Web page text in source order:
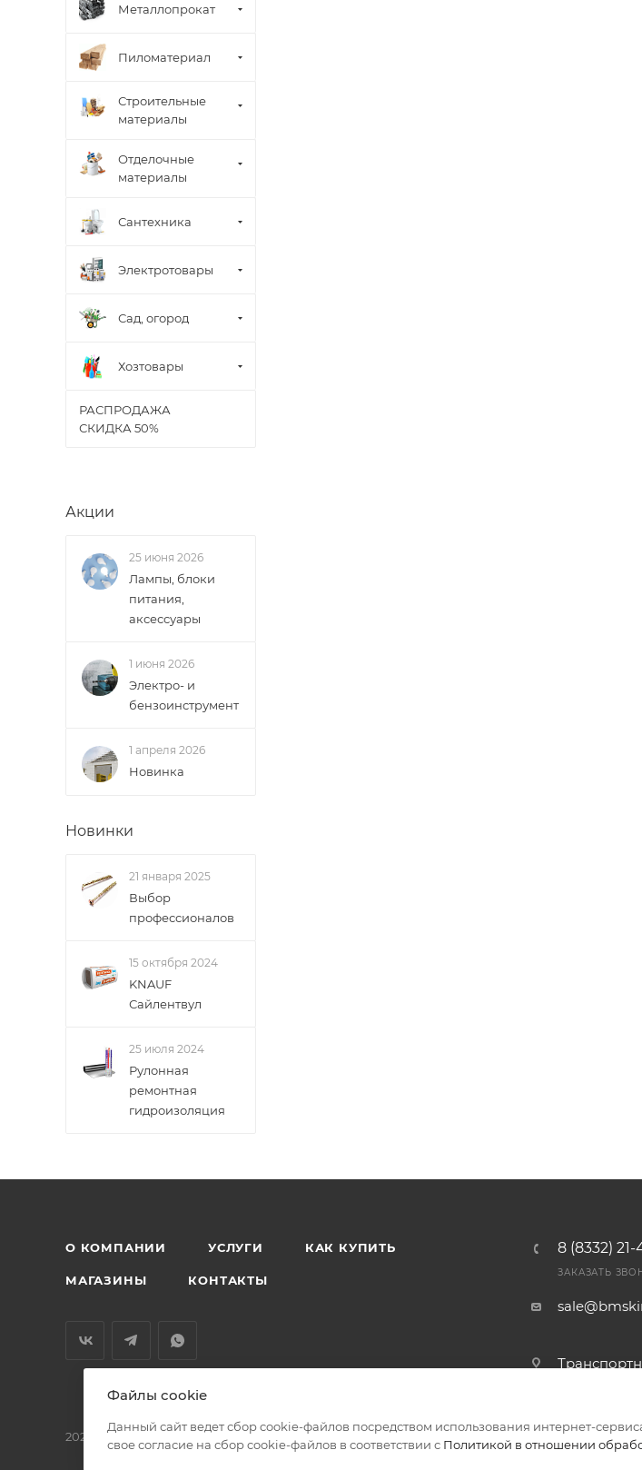
Металлопрокат
Пиломатериал
Строительные
материалы
Отделочные
материалы
Сантехника
Электротовары
Сад, огород
Хозтовары
РАСПРОДАЖА
СКИДКА 50%
Акции
25 июня 2026
Лампы, блоки
питания,
аксессуары
1 июня 2026
Электро- и
бензоинструмент
1 апреля 2026
Новинка
Новинки
21 января 2025
Выбор
профессионалов
15 октября 2024
KNAUF
Сайлентвул
25 июля 2024
Рулонная
ремонтная
гидроизоляция
О КОМПАНИИ УСЛУГИ КАК КУПИТЬ
МАГАЗИНЫ КОНТАКТЫ
8 (8332) 21-
ЗАКАЗАТЬ
2026 © БМС - Магазин строительных и отделочных материалов
Файлы cookie
Данный сайт ведет сбор cookie-файлов посредством использования интернет-
свое согласие на сбор cookie-файлов в соответствии с Политикой в отношении